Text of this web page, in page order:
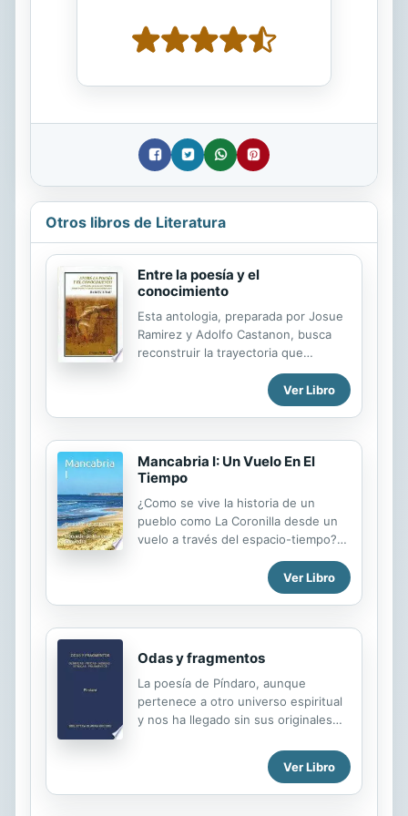
Otros libros de Literatura
Entre la poesía y el
conocimiento
Esta antologia, preparada por Josue
Ramirez y Adolfo Castanon, busca
reconstruir la trayectoria que
durante cuatro decadas han seguido
los ensayos literarios de Ramon
Xirau. Los textos que conforman
diferentes libros y momentos. En
orden cronologico y geografico,
aparecen figuras fundamentales de
las letras de lengua espanola y de la
portuguesa tales como san Juan de
la Cruz, Lope de Vega, sor Juana
Octavio Paz, entre otros.
Ver Libro
Mancabria I: Un Vuelo En El
Tiempo
¿Como se vive la historia de un
pueblo como La Coronilla desde un
vuelo a través del espacio-tiempo?
Novela inspirada en la historia del
que fué uno de los mejores lugares
de veraneo del Uruguay.
Ver Libro
Odas y fragmentos
La poesía de Píndaro, aunque
pertenece a otro universo espiritual
y nos ha llegado sin sus originales
sigue emocionando por su
intensidad expresiva y la fuerza de
sus imágenes. De la extensa obra
Ver Libro